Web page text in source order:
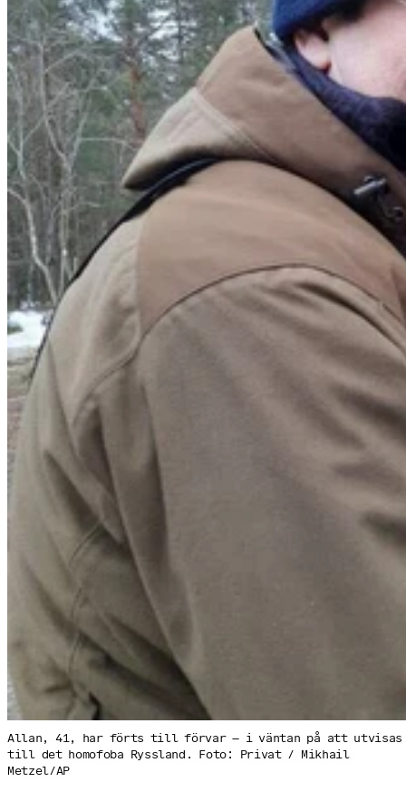
Allan, 41, har förts till förvar – i väntan på att utvisas
till det homofoba Ryssland. Foto: Privat / Mikhail
Metzel/AP